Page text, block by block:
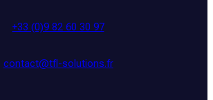
+33 (0)9 82 60 30 97
contact@tfl-solutions.fr